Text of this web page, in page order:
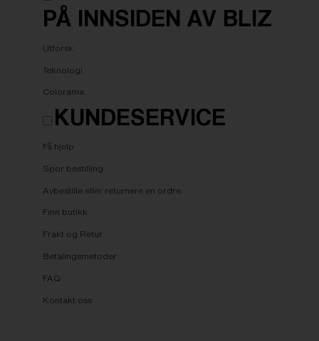
PÅ INNSIDEN AV BLIZ
Utforsk
Teknologi
Colorama
KUNDESERVICE
Få hjelp
Spor bestilling
Avbestille eller returnere en ordre
Finn butikk
Frakt og Retur
Betalingsmetoder
FAQ
Kontakt oss